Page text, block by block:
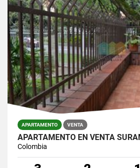
APARTAMENTO VENTA
Colombia